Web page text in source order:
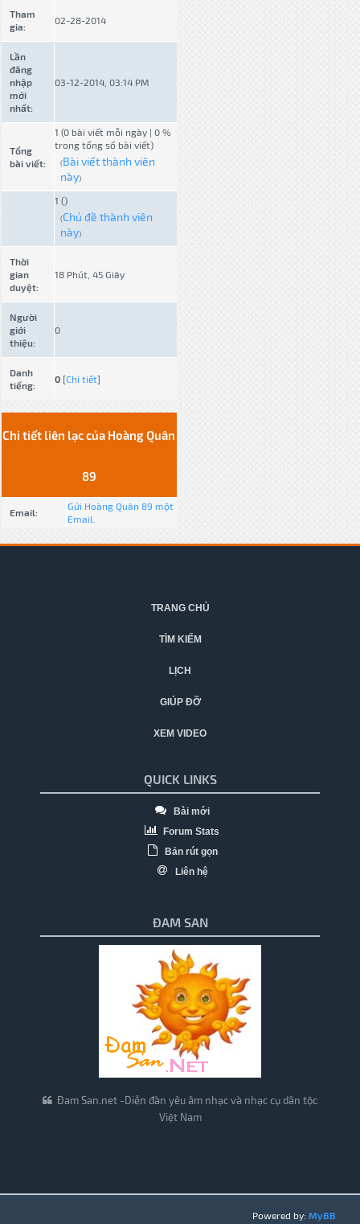
Tham
gia:
02-28-2014
Lần
đăng
nhập
mới
nhất:
03-12-2014, 03:14 PM
Tổng
bài viết:
1 (0 bài viết mỗi ngày | 0 %
trong tổng số bài viết)
(Bài viết thành viên
này)
1 ()
(Chủ đề thành viên
này)
Thời
gian
duyệt:
18 Phút, 45 Giây
Người
giới
thiệu:
0
Danh
tiếng:
0 [Chi tiết]
Chi tiết liên lạc của Hoàng Quân
89
Email:
Gửi Hoàng Quân 89 một
Email.
TRANG CHỦ
TÌM KIẾM
LỊCH
GIÚP ĐỠ
XEM VIDEO
QUICK LINKS
Bài mới
Forum Stats
Bản rút gọn
Liên hệ
ĐAM SAN
Đam San.net -Diễn đàn yêu âm nhạc và nhạc cụ dân tộc
Việt Nam
Powered by: MyBB